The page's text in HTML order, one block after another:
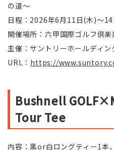
の道〜
日程：2026年6月11日(木)〜
開催場所：六甲国際ゴルフ倶楽
主催：サントリーホールディン
URL： https://
Bushnell
Tour Tee
内容：黒or白ロングティー1本